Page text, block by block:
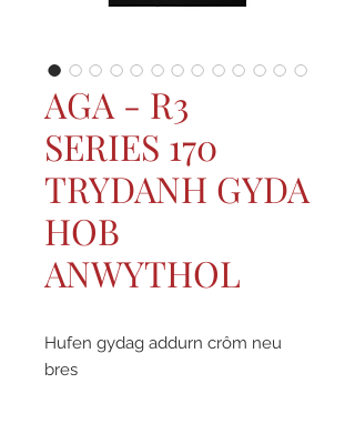
AGA - R3
SERIES 170
TRYDANH GYDA
HOB
ANWYTHOL
Hufen gydag addurn crôm neu
bres